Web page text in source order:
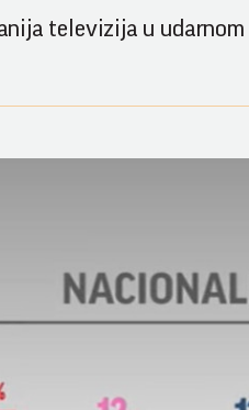
televizija u